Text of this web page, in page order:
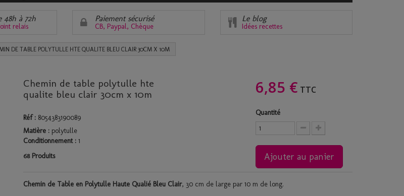
48h à 72h
relais
Paiement sécurisé
CB, Paypal, Chèque
Le blog
Idées recettes
DE TABLE POLYTULLE HTE QUALITE BLEU CLAIR 30CM X 10M
Chemin de table polytulle hte
qualite bleu clair 30cm x 10m
Réf : 8054383190089
Matière : polytulle
Conditionnement : 1
68 Produits
6,85 € TTC
Quantité
Ajouter au panier
Chemin de Table en Polytulle Haute Qualié Bleu Clair, 30 cm de large par 10 m de long.